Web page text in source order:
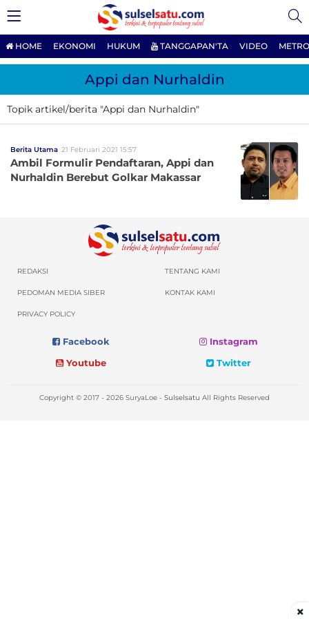
HOME EKONOMI HUKUM TANGGAPAN'TA VIDEO
Appi dan Nurhaldin
Topik artikel/berita "Appi dan Nurhaldin"
Berita Utama 21 Februari 2021 15:57
Ambil Formulir Pendaftaran, Appi dan
Nurhaldin Berebut Golkar Makassar
REDAKSI TENTANG KAMI
PEDOMAN MEDIA SIBER KONTAK KAMI
PRIVACY POLICY
Facebook
Instagram
Youtube
Twitter
Copyright © 2017 - 2026 SuryaLoe - Sulselsatu All Rights Reserved
×